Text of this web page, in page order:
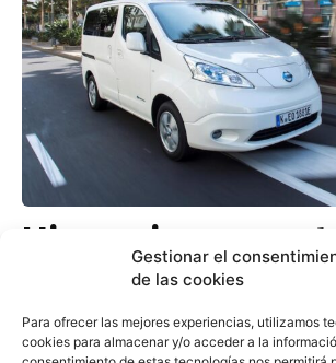
Gestionar el
de las cookies
Para ofrecer las mejores experiencias, utilizamos
cookies para almacenar y/o acceder a la
Nissan
100 kilómetros la
autonomía de la